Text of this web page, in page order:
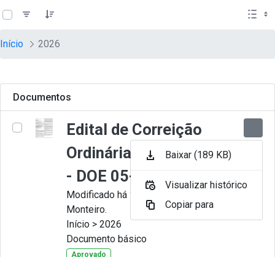
Pular para o Conteúdo principal
teste descricao
Início 2026
Documentos
Edital de Correição
Ordinária nº 009-2026
- DOE 05-08-2026
Modificado há 17 horas por Juliana
Monteiro.
Início > 2026
Documento básico
Aprovado
Baixar (189 KB)
Visualizar histórico
Copiar para